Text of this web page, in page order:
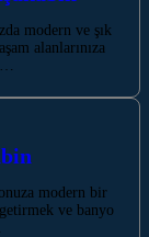
modern ve şık
alanlarınıza
modern bir
ve banyo